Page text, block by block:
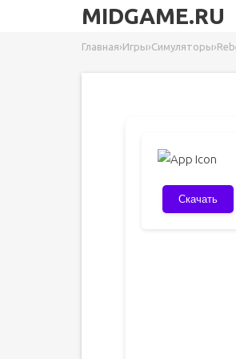
MIDGAME.RU
Главная›Игры›Симуляторы›
Скачать